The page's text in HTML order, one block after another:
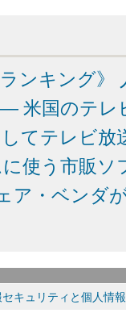
ンキング》
米国のテレ
てテレビ放
使う市販ソ
・ベンダ
セキュリティと個人情